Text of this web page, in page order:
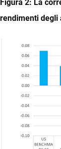
Figura 2: La
rendimenti degli